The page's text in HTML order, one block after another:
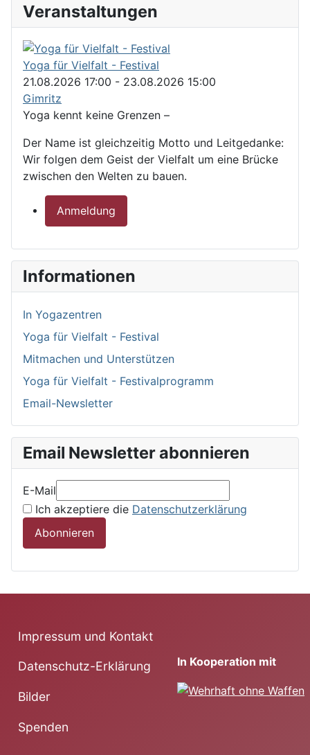
Veranstaltungen
Yoga für Vielfalt - Festival
21.08.2026 17:00 - 23.08.2026 15:00
Gimritz
Yoga kennt keine Grenzen –
Der Name ist gleichzeitig Motto und Leitgedanke:
Wir folgen dem Geist der Vielfalt um eine Brücke
zwischen den Welten zu bauen.
Anmeldung
Informationen
In Yogazentren
Yoga für Vielfalt - Festival
Mitmachen und Unterstützen
Yoga für Vielfalt - Festivalprogramm
Email-Newsletter
Email Newsletter abonnieren
E-Mail
Ich akzeptiere die Datenschutzerklärung
Abonnieren
Impressum und Kontakt
Datenschutz-Erklärung
Bilder
Spenden
In Kooperation mit